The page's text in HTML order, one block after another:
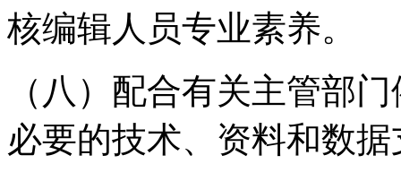
核编辑人员专业素养。
（八）配合有关主管部
必要的技术、资料和数